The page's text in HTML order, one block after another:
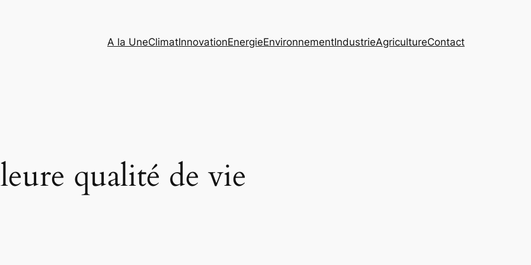
A la UneClimatInnovationEnergieEnvironnementIndustrieAgricultureContact
qualité de vie